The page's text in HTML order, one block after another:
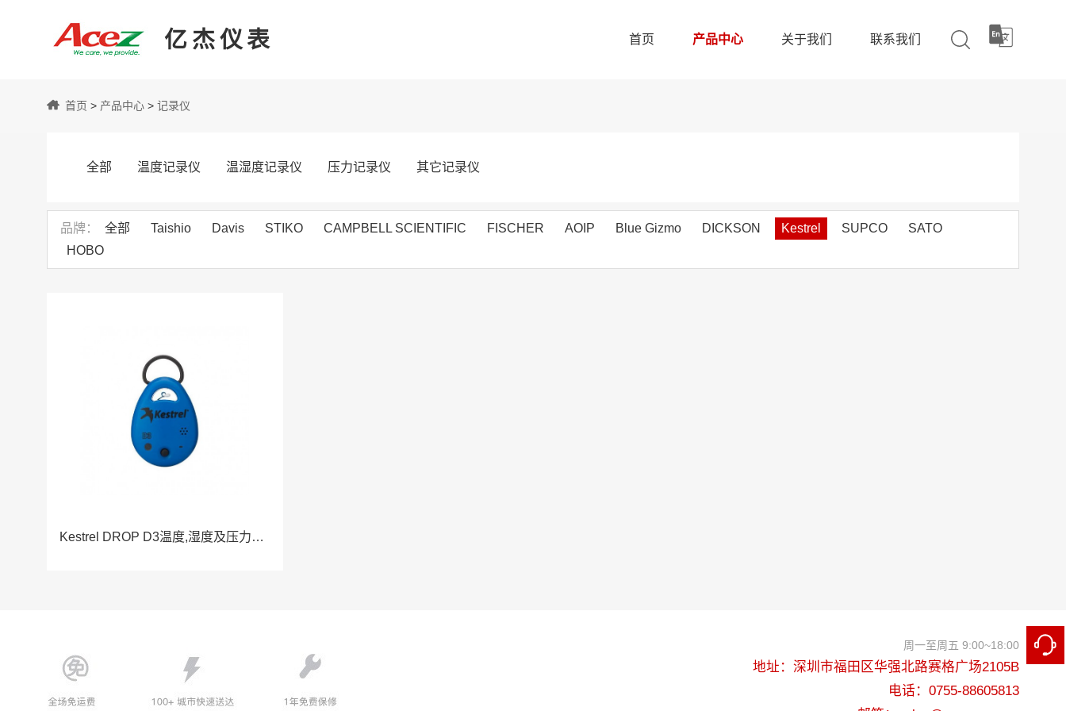
亿杰仪表
表
首页 产品中心 关于我们 联系我们
首页 > 产品中心 > 记录仪
全部 温度记录仪 温湿度记录仪 压力记录仪 其它记录仪
品牌 全部 Taishio Davis STIKO CAMPBELL SCIENTIFIC FISCHER AOIP Blue Gizmo DICKSON Kestrel SUPCO
SATO
HOBO
Kestrel DROP D3温度,湿度及压力数据记录仪
周一至周五 9:00~18:00
地址：深圳市福田区华强北路赛格广场2105B
电话：0755-88605813